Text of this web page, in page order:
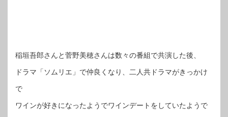
稲垣吾郎さんと菅野美穂さんは数々の番組で共演した後、
ドラマ「ソムリエ」で仲良くなり、二人共ドラマがきっかけ
で
ワインが好きになったようでワインデートをしていたようで